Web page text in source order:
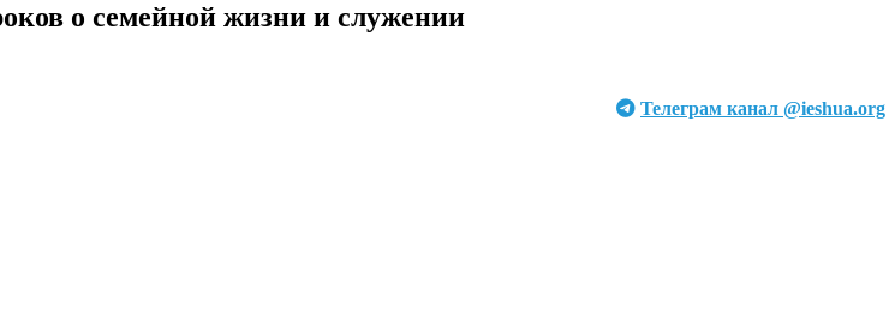
о семейной жизни и служении
Телеграм канал @ieshua.org